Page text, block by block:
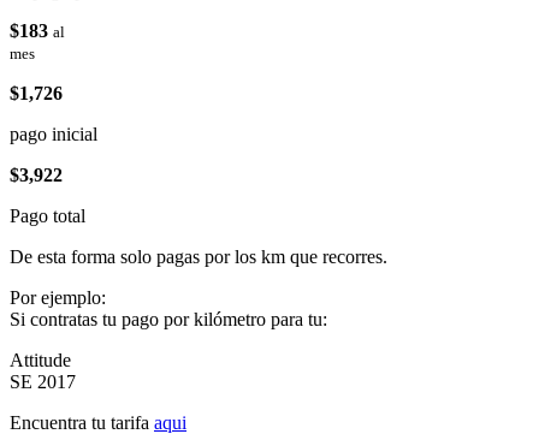
$183 al
mes
$1,726
pago inicial
$3,922
Pago total
De esta forma solo pagas por los km que recorres.
Por ejemplo:
Si contratas tu pago por kilómetro para tu:
Attitude
SE 2017
Encuentra tu tarifa aqui